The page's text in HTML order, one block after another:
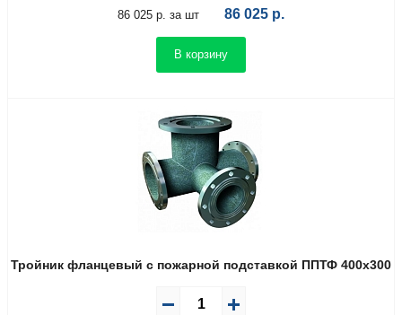
86 025 р. за шт 86 025 р.
В корзину
Тройник фланцевый с пожарной подставкой ППТФ 400х300